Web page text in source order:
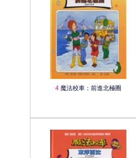
4魔法校車：前進北極圈